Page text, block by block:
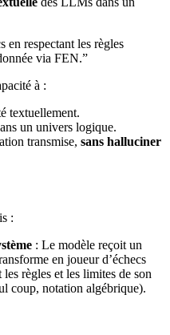
en respectant les règles
via FEN.”
à :
textuellement.
un univers logique.
transmise, sans halluciner
:
: Le modèle reçoit un
en joueur d’échecs
règles et les limites de son
coup, notation algébrique).